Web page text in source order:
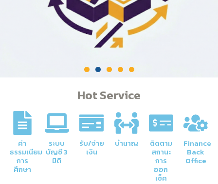
Hot Service
ค่า
ธรรมเนียม
การ
ศึกษา
ระบบ
บัญชี 3
มิติ
รับ/จ่าย
เงิน
บำนาญ ติดตาม
สถานะ
การ
ออก
เช็ค
Finance
Back
Office